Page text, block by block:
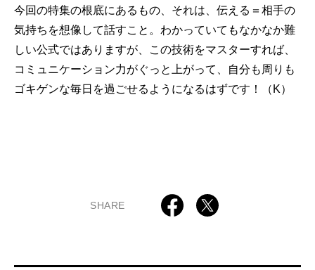
今回の特集の根底にあるもの、それは、伝える＝相手の
気持ちを想像して話すこと。わかっていてもなかなか難
しい公式ではありますが、この技術をマスターすれば、
コミュニケーション力がぐっと上がって、自分も周りも
ゴキゲンな毎日を過ごせるようになるはずです！（K）
SHARE